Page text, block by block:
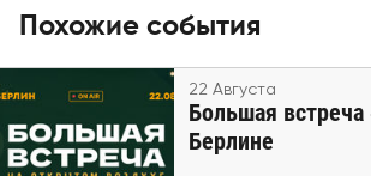
Похожие события
22 Августа
Большая встреча
Берлине